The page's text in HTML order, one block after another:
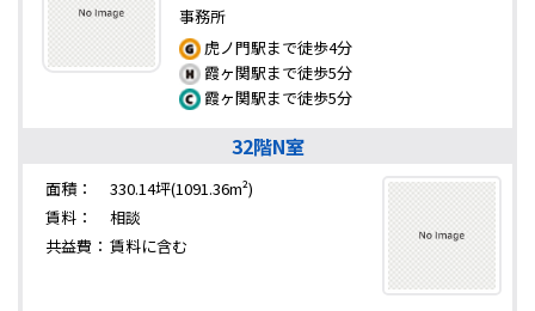
事務所
虎ノ門駅まで徒歩4分
霞ヶ関駅まで徒歩5分
霞ヶ関駅まで徒歩5分
32階N室
面積：
330.14坪(1091.36m²)
賃料：
相談
共益費： 賃料に含む